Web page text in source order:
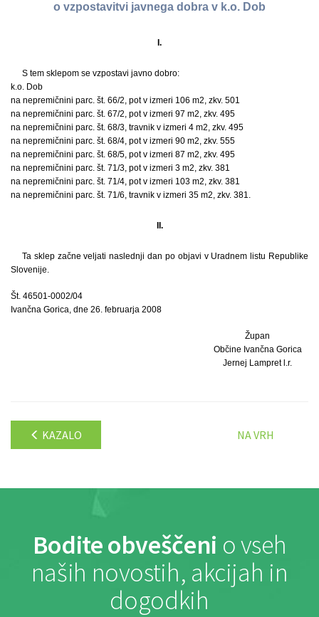
o vzpostavitvi javnega dobra v k.o. Dob
I.
S tem sklepom se vzpostavi javno dobro:
k.o. Dob
na nepremičnini parc. št. 66/2, pot v izmeri 106 m2, zkv. 501
na nepremičnini parc. št. 67/2, pot v izmeri 97 m2, zkv. 495
na nepremičnini parc. št. 68/3, travnik v izmeri 4 m2, zkv. 495
na nepremičnini parc. št. 68/4, pot v izmeri 90 m2, zkv. 555
na nepremičnini parc. št. 68/5, pot v izmeri 87 m2, zkv. 495
na nepremičnini parc. št. 71/3, pot v izmeri 3 m2, zkv. 381
na nepremičnini parc. št. 71/4, pot v izmeri 103 m2, zkv. 381
na nepremičnini parc. št. 71/6, travnik v izmeri 35 m2, zkv. 381.
II.
Ta sklep začne veljati naslednji dan po objavi v Uradnem listu Republike
Slovenije.
Št. 46501-0002/04
Ivančna Gorica, dne 26. februarja 2008
Župan
Občine Ivančna Gorica
Jernej Lampret l.r.
KAZALO NA VRH
Bodite obveščeni o vseh
naših novostih, akcijah in
dogodkih